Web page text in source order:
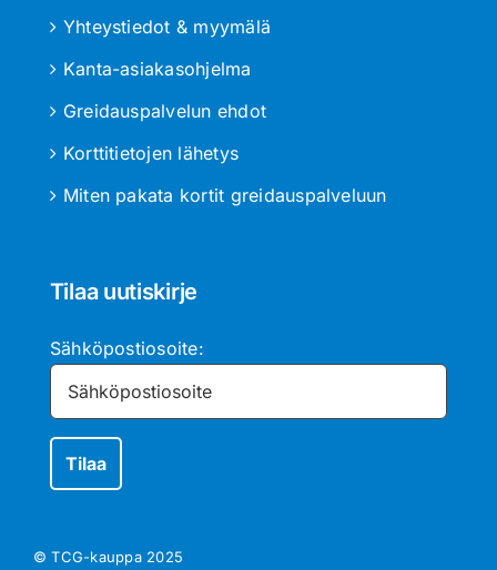
Yhteystiedot & myymälä
Kanta-asiakasohjelma
Greidauspalvelun ehdot
Korttitietojen lähetys
Miten pakata kortit greidauspalveluun
Tilaa uutiskirje
Sähköpostiosoite:
© TCG-kauppa 2025